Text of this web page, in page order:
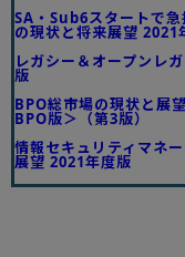
SA・Sub6スタートで
の現状と将来展望 ​2021
レガシー＆オープンレ
版
BPO総市場の現状と展
BPO版＞（第3版）
情報セキュリティマネ
展望 2021年度版